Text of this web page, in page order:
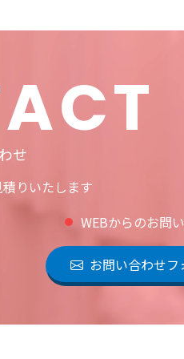
せ
りいたします
WEBからのお問
お問い合わせフ